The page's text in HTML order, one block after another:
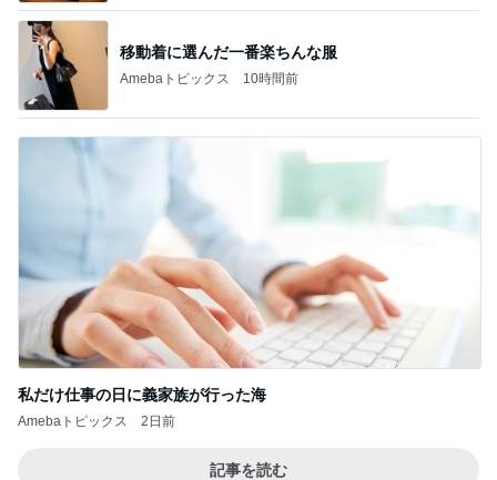
移動着に選んだ一番楽ちんな服
Amebaトピックス 10時間前
私だけ仕事の日に義家族が行った海
Amebaトピックス 2日前
記事を読む